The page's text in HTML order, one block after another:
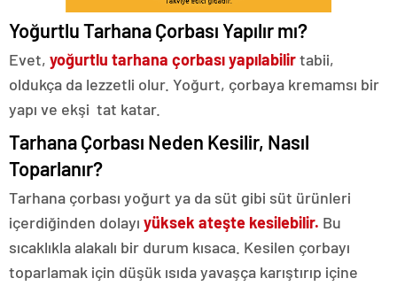
Yoğurtlu Tarhana Çorbası Yapılır mı?
Evet, yoğurtlu tarhana çorbası yapılabilirtabii,
oldukça da lezzetli olur. Yoğurt, çorbaya kremamsı bir
yapı ve ekşi tat katar.
Tarhana Çorbası Neden Kesilir, Nasıl
Toparlanır?
Tarhana çorbası yoğurt ya da süt gibi süt ürünleri
içerdiğinden dolayı yüksek ateşte kesilebilir. Bu
sıcaklıkla alakalı bir durum kısaca. Kesilen çorbayı
toparlamak için düşük ısıda yavaşça karıştırıp içine